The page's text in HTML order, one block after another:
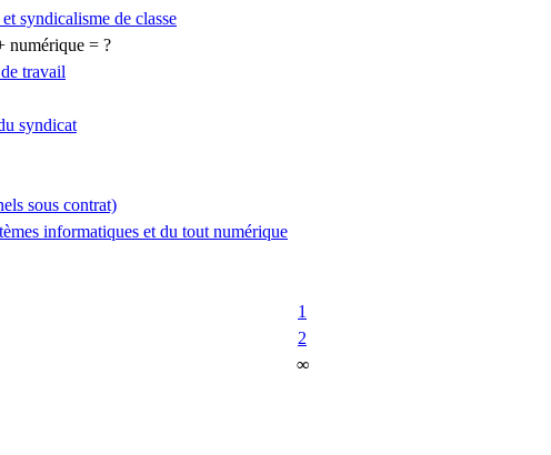
syndicalisme de classe
numérique = ?
travail
syndicat
sous contrat)
informatiques et du tout numérique
1
2
∞